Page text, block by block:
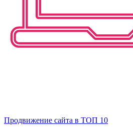
Продвижение сайта в ТОП 10